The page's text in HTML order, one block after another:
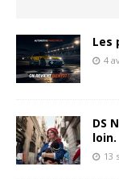
Les
4
DS
loin.
13